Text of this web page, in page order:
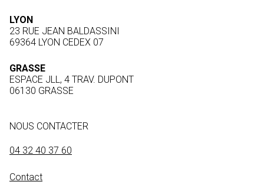
LYON
23 RUE JEAN BALDASSINI
69364 LYON CEDEX 07
GRASSE
ESPACE JLL, 4 TRAV. DUPONT
06130 GRASSE
NOUS CONTACTER
04 32 40 37 60
Contact